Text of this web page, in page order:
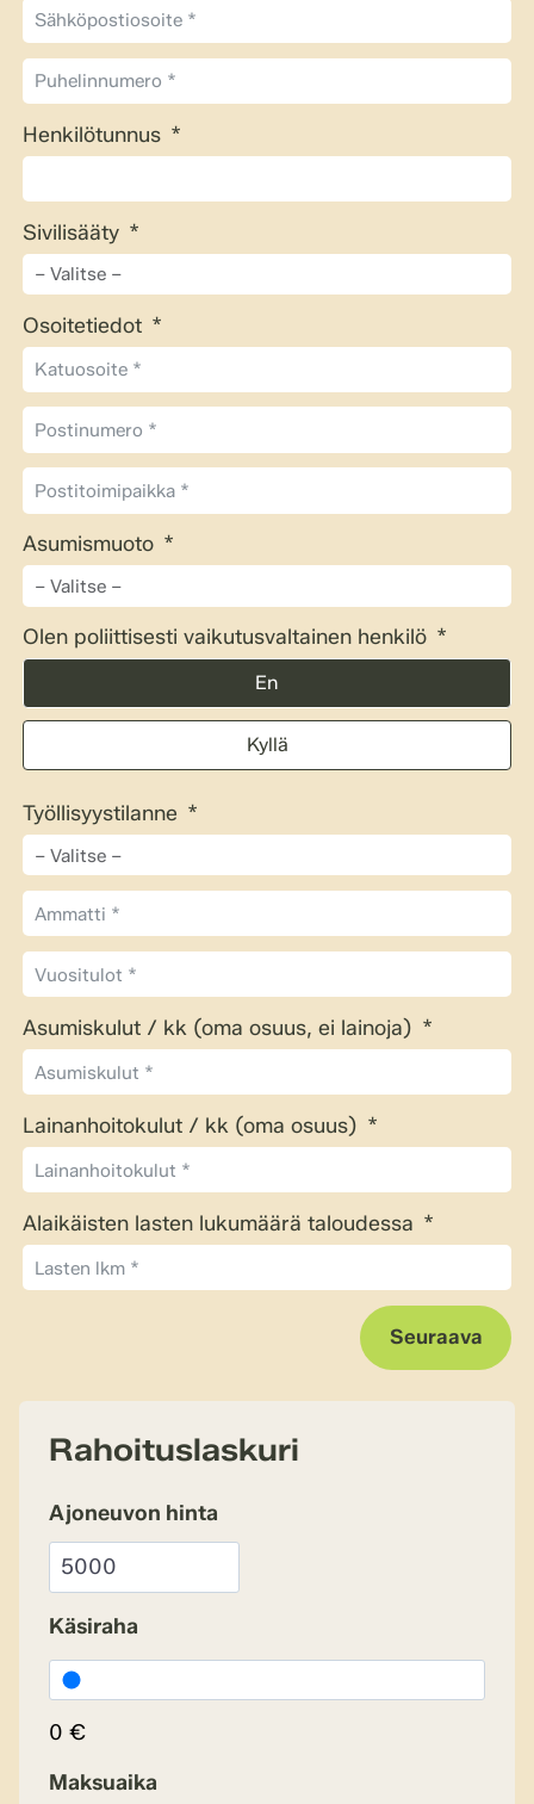
Henkilötunnus
Sivilisääty
Osoitetiedot
Asumismuoto
Olen poliittisesti vaikutusvaltainen henkilö
En
Kyllä
Työllisyystilanne
Asumiskulut / kk (oma osuus, ei lainoja)
Lainanhoitokulut / kk (oma osuus)
Alaikäisten lasten lukumäärä taloudessa
Seuraava
Rahoituslaskuri
Ajoneuvon hinta
Käsiraha
0 €
Maksuaika